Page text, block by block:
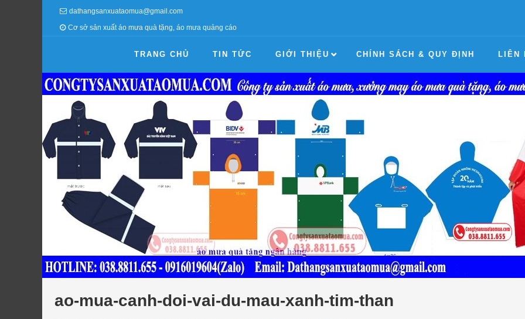
dathangsanxuataomua@gmail.com
Cơ sở sản xuất áo mưa quà tặng, áo mưa quảng cáo
TRANG CHỦ TIN TỨC GIỚI THIỆU CHÍNH SÁCH & QUY ĐỊNH LIÊN
ao-mua-canh-doi-vai-du-mau-xanh-tim-than